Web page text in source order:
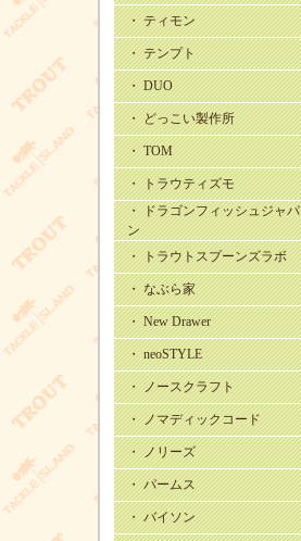
・ ティモン
・ テンプト
・ DUO
・ どっこい製作所
・ TOM
・ トラウティズモ
・ ドラゴンフィッシュジャパ
ン
・ トラウトスプーンズラボ
・ なぶら家
・ New Drawer
・ neoSTYLE
・ ノースクラフト
・ ノマディックコード
・ ノリーズ
・ パームス
・ バイソン